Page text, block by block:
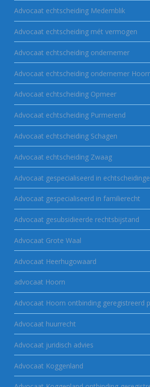
Advocaat echtscheiding Medemblik
Advocaat echtscheiding mét vermogen
Advocaat echtscheiding ondernemer
Advocaat echtscheiding ondernemer
Advocaat echtscheiding Opmeer
Advocaat echtscheiding Purmerend
Advocaat echtscheiding Schagen
Advocaat echtscheiding Zwaag
Advocaat gespecialiseerd in
Advocaat gespecialiseerd in familierecht
Advocaat gesubsidieerde rechtsbijstand
Advocaat Grote Waal
Advocaat Heerhugowaard
advocaat Hoorn
Advocaat Hoorn ontbinding geregistreerd
Advocaat huurrecht
Advocaat juridisch advies
Advocaat Koggenland